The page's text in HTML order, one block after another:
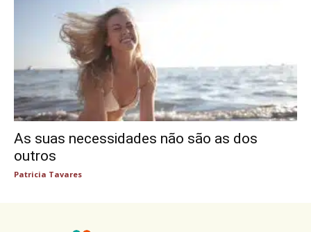
As suas necessidades não são as dos
outros
Patricia Tavares